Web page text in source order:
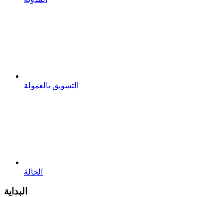
التسويق بالعمولة
الحالة
البداية